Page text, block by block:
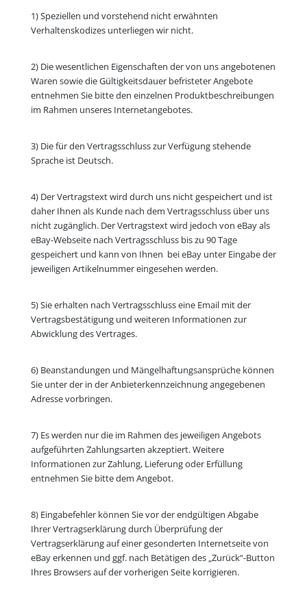
1) Speziellen und vorstehend nicht erwähnten
Verhaltenskodizes unterliegen wir nicht.
2) Die wesentlichen Eigenschaften der von uns angebotenen
Waren sowie die Gültigkeitsdauer befristeter Angebote
entnehmen Sie bitte den einzelnen Produktbeschreibungen
im Rahmen unseres Internetangebotes.
3) Die für den Vertragsschluss zur Verfügung stehende
Sprache ist Deutsch.
4) Der Vertragstext wird durch uns nicht gespeichert und ist
daher Ihnen als Kunde nach dem Vertragsschluss über uns
nicht zugänglich. Der Vertragstext wird jedoch von eBay als
eBay-Webseite nach Vertragsschluss bis zu 90 Tage
gespeichert und kann von Ihnen bei eBay unter Eingabe der
jeweiligen Artikelnummer eingesehen werden.
5) Sie erhalten nach Vertragsschluss eine Email mit der
Vertragsbestätigung und weiteren Informationen zur
Abwicklung des Vertrages.
6) Beanstandungen und Mängelhaftungsansprüche können
Sie unter der in der Anbieterkennzeichnung angegebenen
Adresse vorbringen.
7) Es werden nur die im Rahmen des jeweiligen Angebots
aufgeführten Zahlungsarten akzeptiert. Weitere
Informationen zur Zahlung, Lieferung oder Erfüllung
entnehmen Sie bitte dem Angebot.
8) Eingabefehler können Sie vor der endgültigen Abgabe
Ihrer Vertragserklärung durch Überprüfung der
Vertragserklärung auf einer gesonderten Internetseite von
eBay erkennen und ggf. nach Betätigen des „Zurück“-Button
Ihres Browsers auf der vorherigen Seite korrigieren.